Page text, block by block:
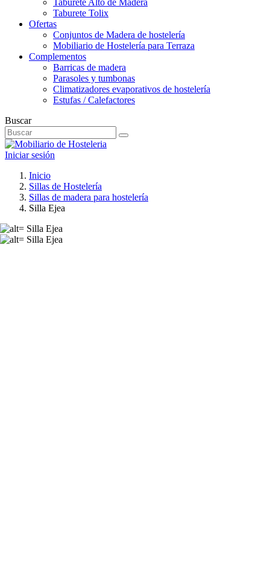
Taburete Alto de Madera
Taburete Tolix
Ofertas
Conjuntos de Madera de hostelería
Mobiliario de Hostelería para Terraza
Complementos
Barricas de madera
Parasoles y tumbonas
Climatizadores evaporativos de hostelería
Estufas / Calefactores
Buscar
Iniciar sesión
Inicio
Sillas de Hostelería
Sillas de madera para hostelería
Silla Ejea